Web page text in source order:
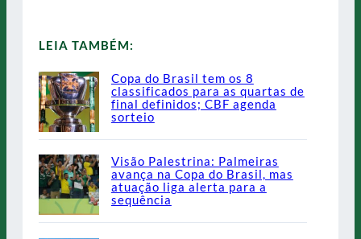
LEIA TAMBÉM:
Copa do Brasil tem os 8
classificados para as quartas de
final definidos; CBF agenda
sorteio
Visão Palestrina: Palmeiras
avança na Copa do Brasil, mas
atuação liga alerta para a
sequência